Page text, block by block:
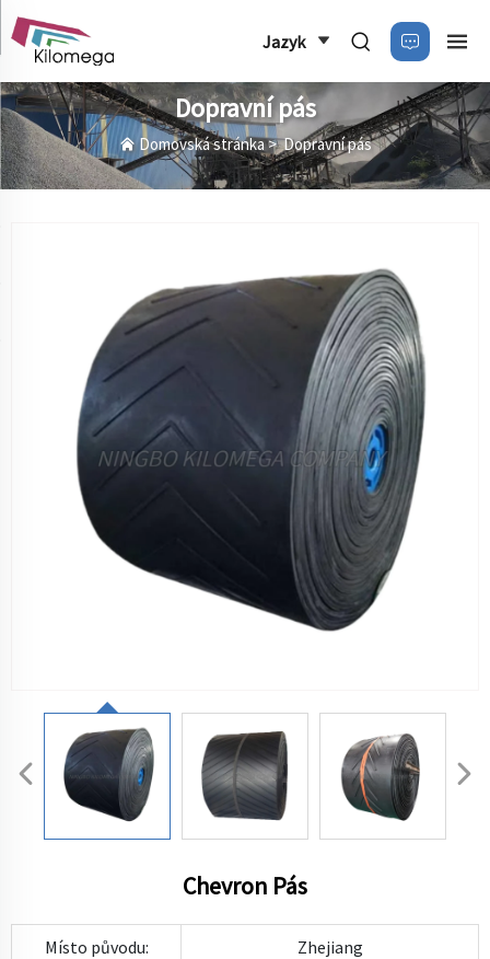
Jazyk
Dopravní pás
Domovská stránka>Dopravní pás
Chevron Pás
Místo původu: Zhejiang